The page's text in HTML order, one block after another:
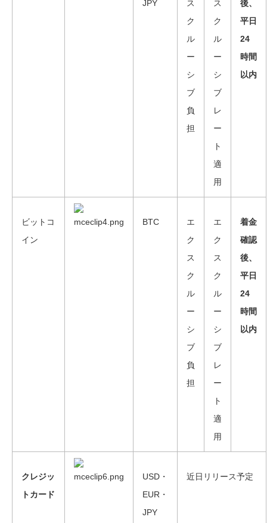
JPY
ス
ク
ル
ー
シ
ブ
負
担
ス
ク
ル
ー
シ
ブ
レ
ー
ト
適
用
後、
平日
24
時間
以内
ビットコ
イン
BTC
エ
ク
ス
ク
ル
ー
シ
ブ
負
担
エ
ク
ス
ク
ル
ー
シ
ブ
レ
ー
ト
適
用
着金
確認
後、
平日
24
時間
以内
クレジッ
トカード
USD・
EUR・
JPY
近日リリース予定